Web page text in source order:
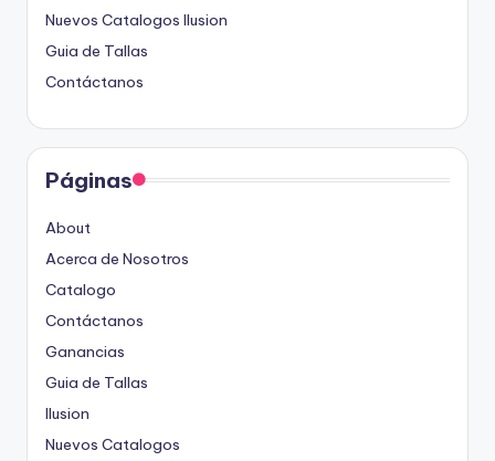
Nuevos Catalogos Ilusion
Guia de Tallas
Contáctanos
Páginas
About
Acerca de Nosotros
Catalogo
Contáctanos
Ganancias
Guia de Tallas
Ilusion
Nuevos Catalogos